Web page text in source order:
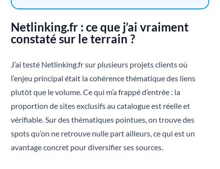
Netlinking.fr : ce que j’ai vraiment
constaté sur le terrain ?
J’ai testé Netlinking.fr sur plusieurs projets clients où
l’enjeu principal était la cohérence thématique des liens
plutôt que le volume. Ce qui m’a frappé d’entrée : la
proportion de sites exclusifs au catalogue est réelle et
vérifiable. Sur des thématiques pointues, on trouve des
spots qu’on ne retrouve nulle part ailleurs, ce qui est un
avantage concret pour diversifier ses sources.